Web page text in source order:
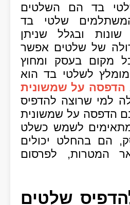
בד הם השלטים
שלטי בד
שונות ובגלל שניתן
של שלטים אפשר
מקום בעסק ומחוץ
לשלטי בד הוא
הדפסה על שמשונית
למי שרוצה להדפיס
הדפסה על שמשונית
לשמש כשלט
הם בהחלט יכולים
המטרות, לפרסום
שלטים